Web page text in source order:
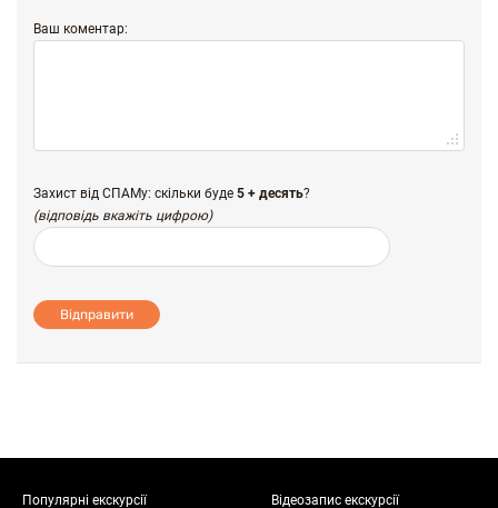
Ваш коментар:
Захист від СПАМу: скільки буде 5 + десять?
(відповідь вкажіть цифрою)
Відправити
Популярні екскурсії Відеозапис екскурсії